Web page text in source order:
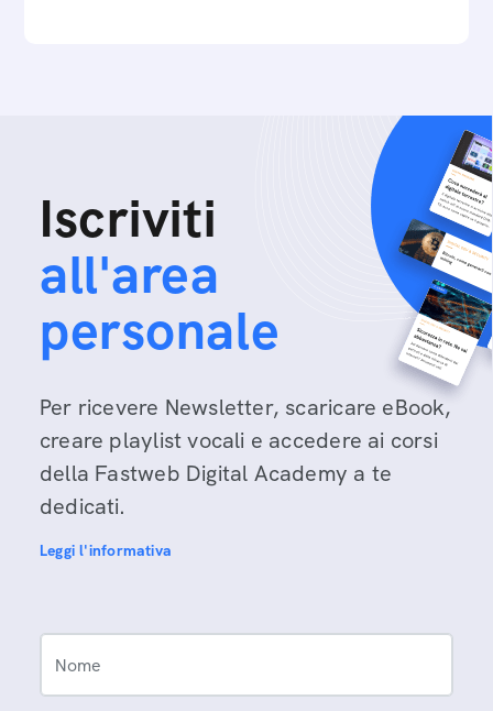
Iscriviti
all'area
personale
Per ricevere Newsletter, scaricare eBook,
creare playlist vocali e accedere ai corsi
della Fastweb Digital Academy a te
dedicati.
Leggi l'informativa
Nome